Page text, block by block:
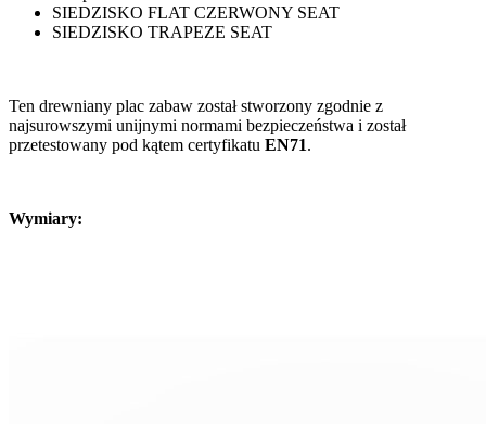
SIEDZISKO FLAT CZERWONY SEAT
SIEDZISKO TRAPEZE SEAT
Ten drewniany plac zabaw został stworzony zgodnie z
najsurowszymi unijnymi normami bezpieczeństwa i został
przetestowany pod kątem certyfikatu EN71.
Wymiary: